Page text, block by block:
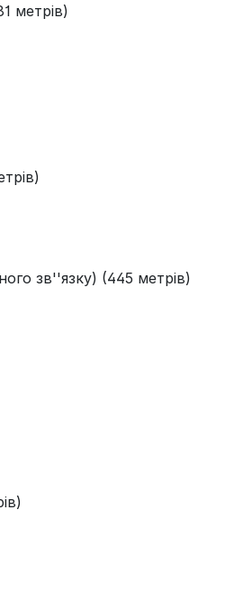
метрів)
зв''язку) (445 метрів)